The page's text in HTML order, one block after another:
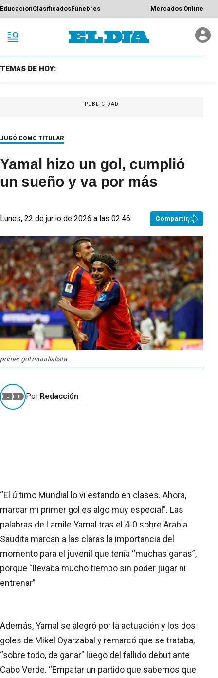
EducaciónClasificadosFúnebres Mercados Online
TEMAS DE HOY:
PUBLICIDAD
JUGÓ COMO TITULAR
Yamal hizo un gol, cumplió
un sueño y va por más
Lunes, 22 de junio de 2026 a las 02:46 Compartir
primer gol mundialista
Por Redacción
“El último Mundial lo vi estando en clases. Ahora,
marcar mi primer gol es algo muy especial”. Las
palabras de Lamile Yamal tras el 4-0 sobre Arabia
Saudita marcan a las claras la importancia del
momento para el juvenil que tenía “muchas ganas”,
porque “llevaba mucho tiempo sin poder jugar ni
entrenar”
Además, Yamal se alegró por la actuación y los dos
goles de Mikel Oyarzabal y remarcó que se trataba,
“sobre todo, de ganar” luego del fallido debut ante
Cabo Verde. “Empatar un partido que sabemos que